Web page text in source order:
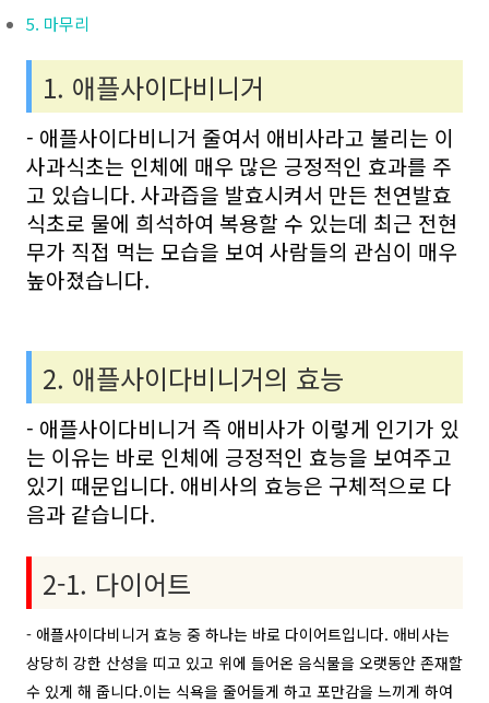
5. 마무리
1. 애플사이다비니거
- 애플사이다비니거 줄여서 애비사라고 불리는 이
사과식초는 인체에 매우 많은 긍정적인 효과를 주
고 있습니다. 사과즙을 발효시켜서 만든 천연발효
식초로 물에 희석하여 복용할 수 있는데 최근 전현
무가 직접 먹는 모습을 보여 사람들의 관심이 매우
높아졌습니다.
2. 애플사이다비니거의 효능
- 애플사이다비니거 즉 애비사가 이렇게 인기가 있
는 이유는 바로 인체에 긍정적인 효능을 보여주고
있기 때문입니다. 애비사의 효능은 구체적으로 다
음과 같습니다.
2-1. 다이어트
- 애플사이다비니거 효능 중 하나는 바로 다이어트입니다. 애비사는
상당히 강한 산성을 띠고 있고 위에 들어온 음식물을 오랫동안 존재할
수 있게 해 줍니다.이는 식욕을 줄어들게 하고 포만감을 느끼게 하여